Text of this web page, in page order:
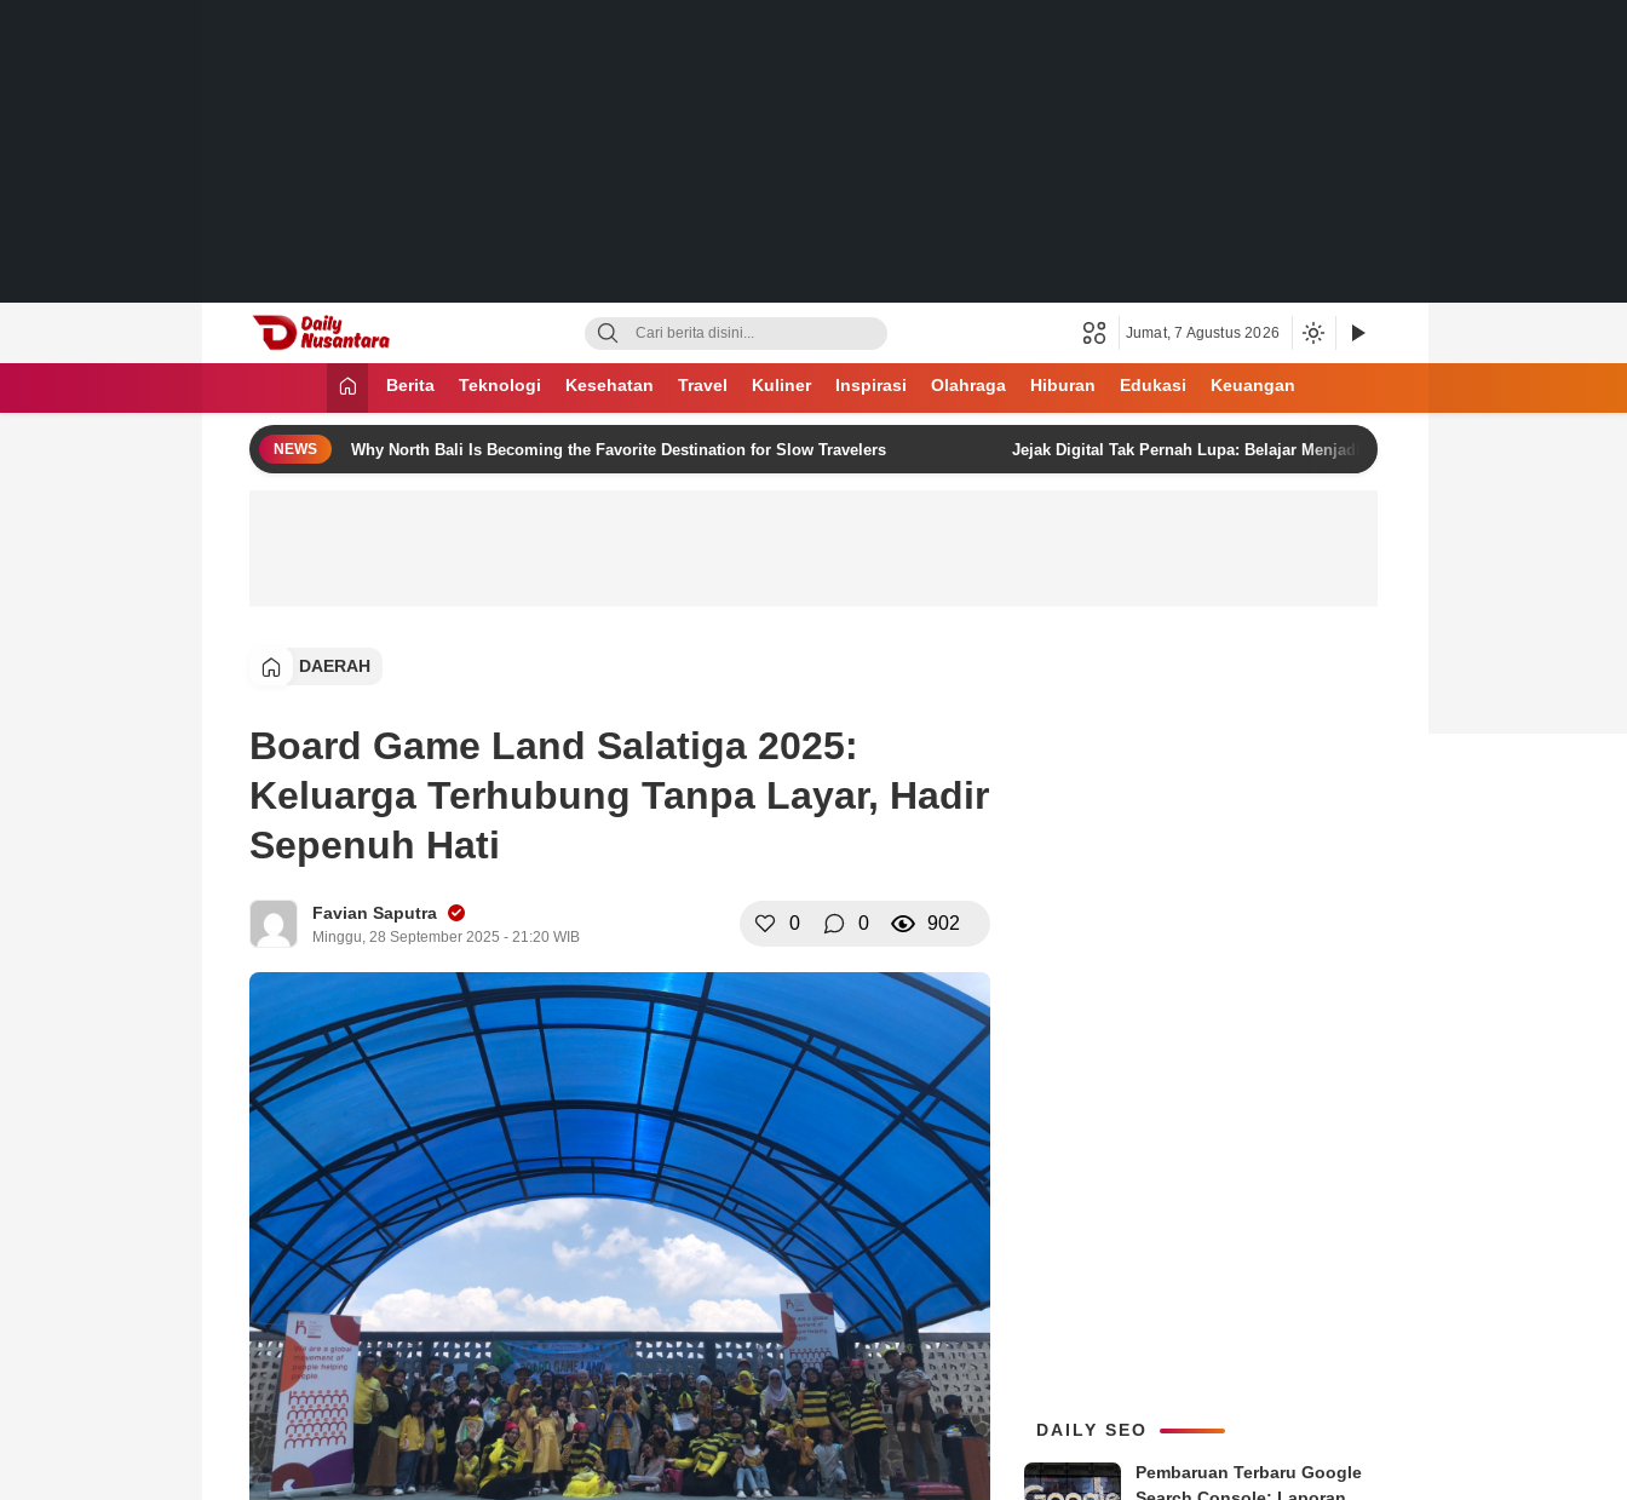
Daily Nusantara
Menyajikan Fakta, Menginspirasi Bangsa
Jumat, 7 Agustus 2026
Berita Teknologi Kesehatan Travel Kuliner Inspirasi Olahraga Hiburan Edukasi Keuangan
NEWS
Why North Bali Is Becoming the Favorite Destination for Slow Travelers Jejak Digital Tak Pernah Lupa: Belajar Menjadi Manusia di Ruang Digital
DAERAH
Board Game Land Salatiga 2025:
Keluarga Terhubung Tanpa Layar, Hadir
Sepenuh Hati
Favian Saputra
Minggu, 28 September 2025 - 21:20 WIB
0 0 902
DAILY SEO
Pembaruan Terbaru Google